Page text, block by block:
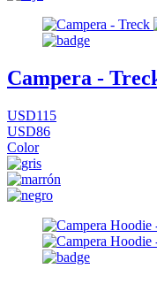
Campera -
USD115
USD86
Color